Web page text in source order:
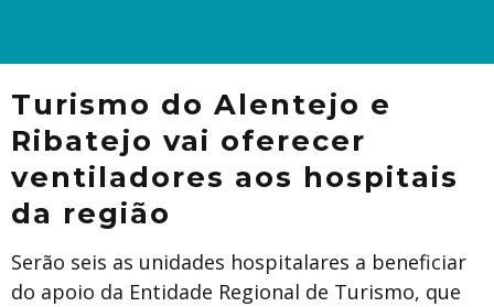
Turismo do Alentejo e
Ribatejo vai oferecer
ventiladores aos hospitais
da região
Serão seis as unidades hospitalares a beneficiar
do apoio da Entidade Regional de Turismo, que